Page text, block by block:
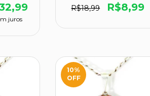
juros
R$18,99
R$8,99
10%
OFF